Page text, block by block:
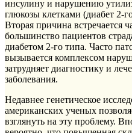
инсулину и нарушению
глюкозы клетками (диабет 2-
Вторая причина встречается
большинство пациентов
диабетом 2-го типа. Часто
вызывается комплексом
затрудняет диагностику и
заболевания.
Недавнее генетическое
американских ученых
взглянуть на эту проблему.